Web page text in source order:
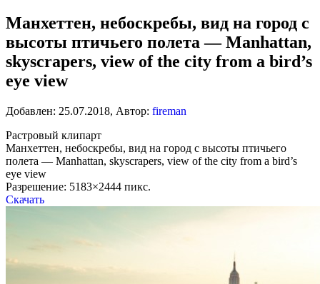
Манхеттен, небоскребы, вид на город с
высоты птичьего полета — Manhattan,
skyscrapers, view of the city from a bird’s
eye view
Добавлен: 25.07.2018, Автор: fireman
Растровый клипарт
Манхеттен, небоскребы, вид на город с высоты птичьего
полета — Manhattan, skyscrapers, view of the city from a bird’s
eye view
Разрешение: 5183×2444 пикс.
Скачать